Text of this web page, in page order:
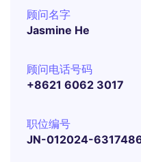
顾问名字
Jasmine He
顾问电话号码
+8621 6062 3017
职位编号
JN-012024-